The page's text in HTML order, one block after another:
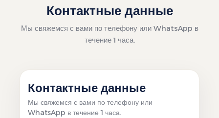
Контактные данные
Мы свяжемся с вами по телефону или WhatsApp в
течение 1 часа.
Контактные данные
Мы свяжемся с вами по телефону или
WhatsApp в течение 1 часа.